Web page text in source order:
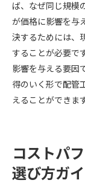
ば、なぜ同じ規模
が価格に影響を与
決するためには、
することが必要で
影響を与える要因
得のいく形で配管
えることができます
コストパ
選び方ガ